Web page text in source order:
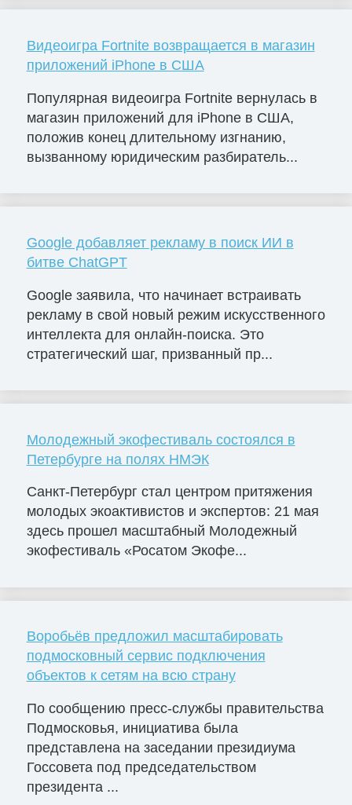
Видеоигра Fortnite возвращается в магазин
приложений iPhone в США
Популярная видеоигра Fortnite вернулась в
магазин приложений для iPhone в США,
положив конец длительному изгнанию,
вызванному юридическим разбиратель...
Google добавляет рекламу в поиск ИИ в
битве ChatGPT
Google заявила, что начинает встраивать
рекламу в свой новый режим искусственного
интеллекта для онлайн-поиска. Это
стратегический шаг, призванный пр...
Молодежный экофестиваль состоялся в
Петербурге на полях НМЭК
Санкт-Петербург стал центром притяжения
молодых экоактивистов и экспертов: 21 мая
здесь прошел масштабный Молодежный
экофестиваль «Росатом Экофе...
Воробьёв предложил масштабировать
подмосковный сервис подключения
объектов к сетям на всю страну
По сообщению пресс-службы правительства
Подмосковья, инициатива была
представлена на заседании президиума
Госсовета под председательством
президента ...